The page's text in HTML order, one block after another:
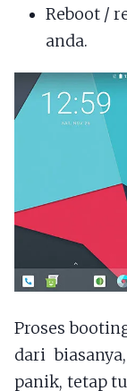
Reboot /
anda.
Proses
dari
panik, tetap